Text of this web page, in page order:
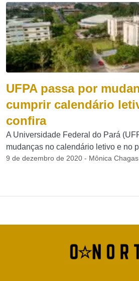
UFPA passa por
cumprir calendário
confira
A Universidade Federal do Pará
mudanças no calendário letivo e no
9 de dezembro de 2020 - Mônica Chagas